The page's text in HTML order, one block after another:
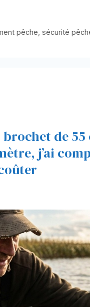
pêche sécurité
brochet de
j’ai